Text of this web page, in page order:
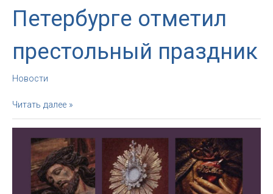
Петербурге отметил
престольный праздник
Новости
Приход
Лурдской
Божьей
Матери
Петербурге
отметил
Читать далее »